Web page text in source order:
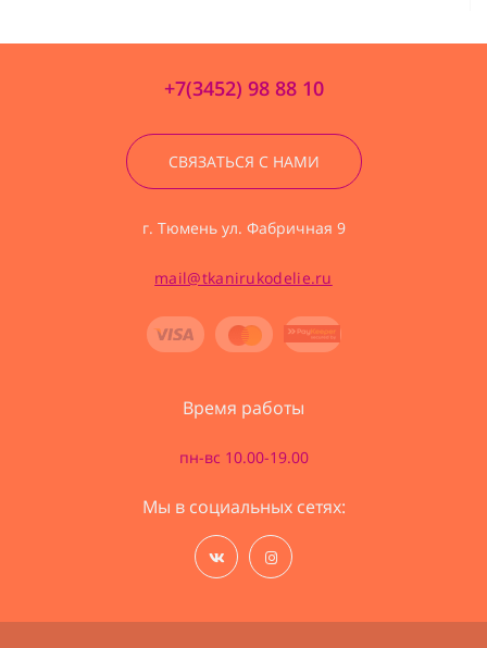
+7(3452) 98 88 10
СВЯЗАТЬСЯ С НАМИ
г. Тюмень ул. Фабричная 9
mail@tkanirukodelie.ru
Время работы
пн-вс 10.00-19.00
Мы в социальных сетях: